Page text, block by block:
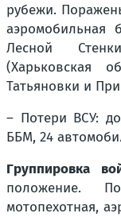
рубежи.
аэромобильная
Лесной
(Харьковская
Татьяновки и
– Потери ВСУ:
ББМ, 24
Группировка
положение.
мотопехотная,